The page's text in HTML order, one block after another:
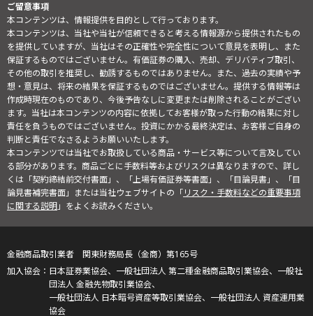
ご留意事項
本コンテンツは、情報提供を目的として行っております。
本コンテンツは、当社や当社が信頼できると考える情報源から提供されたもの
を提供していますが、当社はその正確性や完全性について意見を表明し、また
保証するものではございません。有価証券の購入、売却、デリバティブ取引、
その他の取引を推奨し、勧誘するものではありません。また、過去の実績や予
想・意見は、将来の結果を保証するものではございません。提供する情報等は
作成時現在のものであり、今後予告なしに変更または削除されることがござい
ます。当社は本コンテンツの内容に依拠してお客様が取った行動の結果に対し
責任を負うものではございません。投資にかかる最終決定は、お客様ご自身の
判断と責任でなさるようお願いいたします。
本コンテンツでは当社でお取扱している商品・サービス等について言及してい
る部分があります。商品ごとに手数料等およびリスクは異なりますので、詳し
くは「契約締結前交付書面」、「上場有価証券等書面」、「目論見書」、「目
論見書補完書面」または当社ウェブサイトの「リスク・手数料などの重要事項
に関する説明」をよくお読みください。
金融商品取引業者 関東財務局長（金商）第165号
日本証券業協会、一般社団法人 第二種金融商品取引業協会、一般社
団法人 金融先物取引業協会、
一般社団法人 日本暗号資産等取引業協会、一般社団法人 資産運用業
協会